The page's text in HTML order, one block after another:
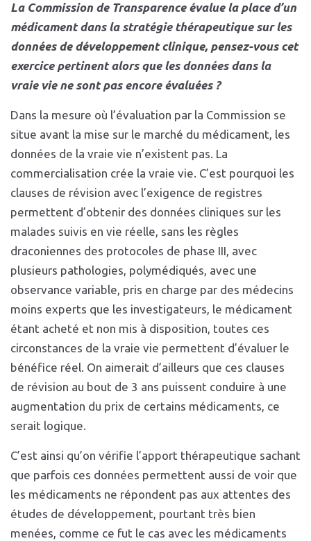
La Commission de Transparence évalue la place d’un
médicament dans la stratégie thérapeutique sur les
données de développement clinique, pensez-vous cet
exercice pertinent alors que les données dans la
vraie vie ne sont pas encore évaluées ?
Dans la mesure où l’évaluation par la Commission se
situe avant la mise sur le marché du médicament, les
données de la vraie vie n’existent pas. La
commercialisation crée la vraie vie. C’est pourquoi les
clauses de révision avec l’exigence de registres
permettent d’obtenir des données cliniques sur les
malades suivis en vie réelle, sans les règles
draconiennes des protocoles de phase III, avec
plusieurs pathologies, polymédiqués, avec une
observance variable, pris en charge par des médecins
moins experts que les investigateurs, le médicament
étant acheté et non mis à disposition, toutes ces
circonstances de la vraie vie permettent d’évaluer le
bénéfice réel. On aimerait d’ailleurs que ces clauses
de révision au bout de 3 ans puissent conduire à une
augmentation du prix de certains médicaments, ce
serait logique.
C’est ainsi qu’on vérifie l’apport thérapeutique sachant
que parfois ces données permettent aussi de voir que
les médicaments ne répondent pas aux attentes des
études de développement, pourtant très bien
menées, comme ce fut le cas avec les médicaments